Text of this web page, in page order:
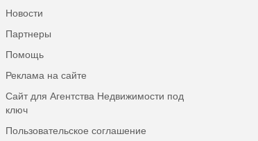
Новости
Партнеры
Помощь
Реклама на сайте
Сайт для Агентства Недвижимости под
ключ
Пользовательское соглашение